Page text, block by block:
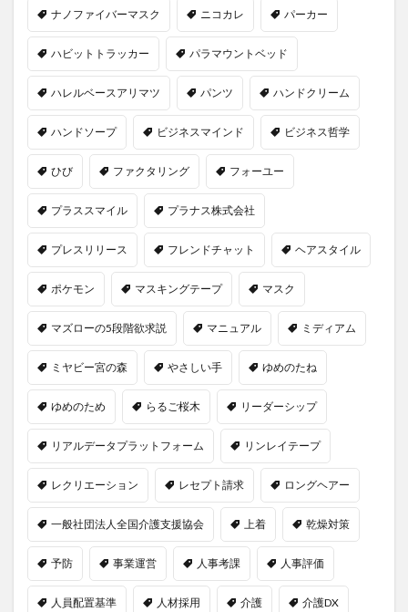
ナノファイバーマスク ニコカレ パーカー
ハビットトラッカー パラマウントベッド
ハレルベースアリマツ パンツ ハンドクリーム
ハンドソープ ビジネスマインド ビジネス哲学
ひび ファクタリング フォーユー
プラススマイル プラナス株式会社
プレスリリース フレンドチャット ヘアスタイル
ポケモン マスキングテープ マスク
マズローの5段階欲求説 マニュアル ミディアム
ミヤビー宮の森 やさしい手 ゆめのたね
ゆめのため らるご桜木 リーダーシップ
リアルデータプラットフォーム リンレイテープ
レクリエーション レセプト請求 ロングヘアー
一般社団法人全国介護支援協会 上着 乾燥対策
予防 事業運営 人事考課 人事評価
人員配置基準 人材採用 介護 介護DX